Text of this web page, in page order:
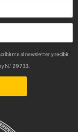
al newsletter y recibir
N.° 29733.